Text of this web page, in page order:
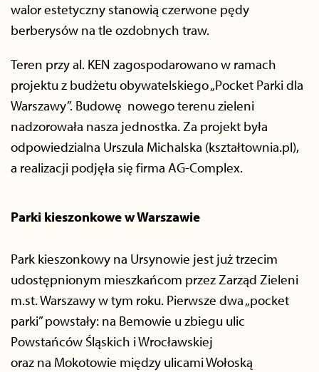
walor estetyczny stanowią czerwone pędy
berberysów na tle ozdobnych traw.
Teren przy al. KEN zagospodarowano w ramach
projektu z budżetu obywatelskiego „Pocket Parki dla
Warszawy”. Budowę nowego terenu zieleni
nadzorowała nasza jednostka. Za projekt była
odpowiedzialna Urszula Michalska (kształtownia.pl),
a realizacji podjęła się firma AG-Complex.
Parki kieszonkowe w Warszawie
Park kieszonkowy na Ursynowie jest już trzecim
udostępnionym mieszkańcom przez Zarząd Zieleni
m.st. Warszawy w tym roku. Pierwsze dwa „pocket
parki” powstały: na Bemowie u zbiegu ulic
Powstańców Śląskich i Wrocławskiej
oraz na Mokotowie między ulicami Wołoską